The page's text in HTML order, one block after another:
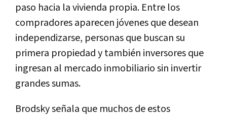
paso hacia la vivienda propia. Entre los
compradores aparecen jóvenes que desean
independizarse, personas que buscan su
primera propiedad y también inversores que
ingresan al mercado inmobiliario sin invertir
grandes sumas.
Brodsky señala que muchos de estos